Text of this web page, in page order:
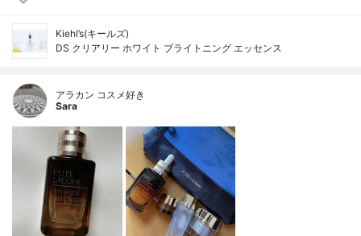
Kiehl’s(キールズ)
DS クリアリー ホワイト ブライトニング エッセンス
アラカン コスメ好き
Sara